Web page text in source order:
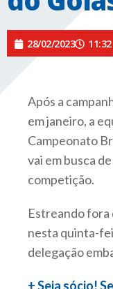
28/02/2023 11:32
Após a
em janeiro, a
Campeonato
vai em busca
competição.
Estreando fora
nesta quinta-
delegação
+ Seja sócio!